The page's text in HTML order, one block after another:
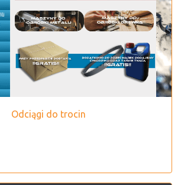
Odciągi do trocin